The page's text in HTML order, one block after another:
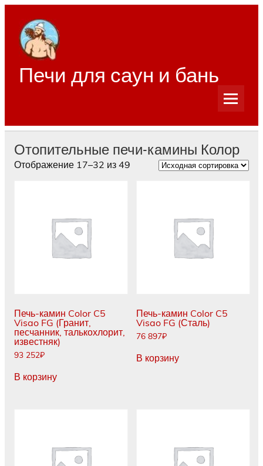
Перейти
содержимому
Печи для саун и бань
Отопительные печи-камины Колор
Отображение 17–32 из 49
Печь-камин Color C5
Visao FG (Гранит,
песчанник, талькохлорит,
известняк)
93 252₽
В корзину
Печь-камин Color C5
Visao FG (Сталь)
76 897₽
В корзину